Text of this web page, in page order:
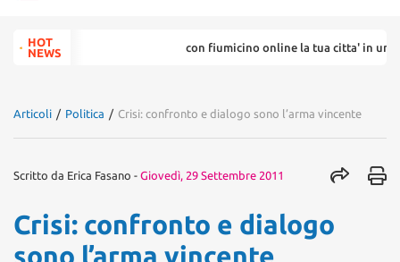
Search
for:HOT
NEWS
con fiumicino online la tua citta' in un ...
Articoli / Politica / Crisi: confronto e dialogo sono l’arma vincente
Scritto da Erica Fasano - Giovedì, 29 Settembre 2011
Crisi: confronto e dialogo
sono l’arma vincente